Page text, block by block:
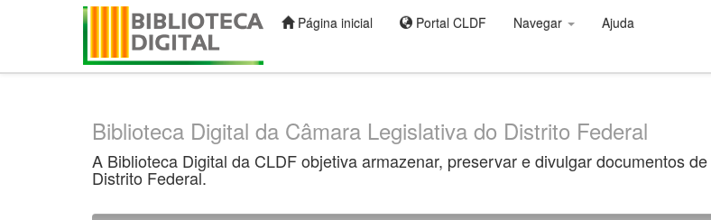
Página inicial Portal CLDF Navegar Ajuda
Biblioteca Digital da Câmara Legislativa do Distrito Federal
A Biblioteca Digital da CLDF objetiva armazenar, preservar e divulgar documentos
Distrito Federal.